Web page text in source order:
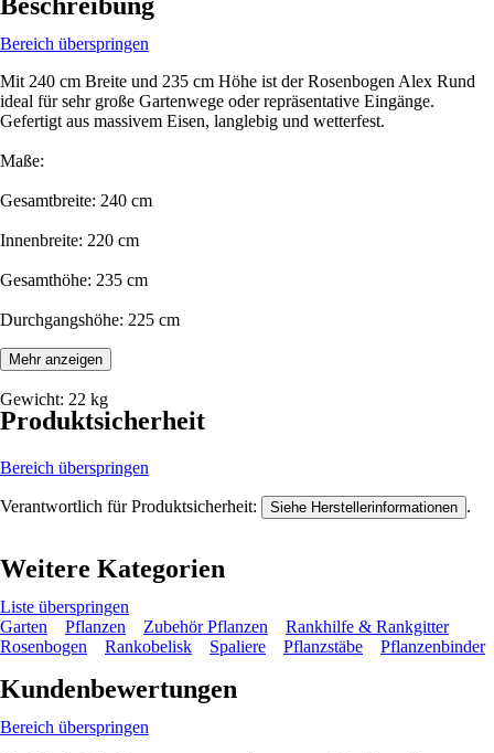
Bereich überspringen
Mit 240 cm Breite und 235 cm Höhe ist der Rosenbogen Alex Rund
ideal für sehr große Gartenwege oder repräsentative Eingänge.
Gefertigt aus massivem Eisen, langlebig und wetterfest.
Maße:
Gesamtbreite: 240 cm
Innenbreite: 220 cm
Gesamthöhe: 235 cm
Durchgangshöhe: 225 cm
Tiefe: 33 cm
Gewicht: 22 kg
Mehr anzeigen
Produktsicherheit
Bereich überspringen
Verantwortlich für Produktsicherheit: Siehe Herstellerinformationen .
Weitere Kategorien
Liste überspringen
Garten
Pflanzen Zubehör Pflanzen
Rankhilfe & Rankgitter
Rosenbogen
Rankobelisk Spaliere Pflanzstäbe Pflanzenbinder
Kundenbewertungen
Bereich überspringen